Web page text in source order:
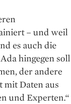
– und weil
es auch die
hingegen soll
der andere
Daten aus
und Experten.“